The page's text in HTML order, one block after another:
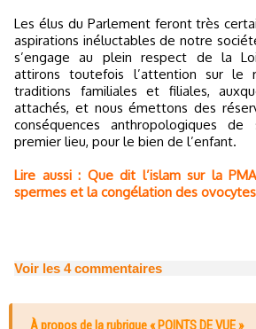
Les élus du Parlement feront très
aspirations inéluctables de notre
s’engage au plein respect de la
attirons toutefois l’attention sur le
traditions familiales et filiales,
attachés, et nous émettons des
conséquences anthropologiques
premier lieu, pour le bien de l’enfant.
Lire aussi : Que dit l’islam sur la
spermes et la congélation des
Voir les 4commentaires
À propos de la rubrique « POINTS DE VUE »